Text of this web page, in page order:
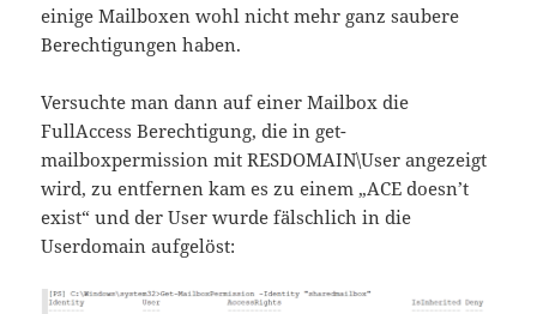
einige Mailboxen wohl nicht mehr ganz saubere
Berechtigungen haben.
Versuchte man dann auf einer Mailbox die
FullAccess Berechtigung, die in get-
mailboxpermission mit RESDOMAIN\User angezeigt
wird, zu entfernen kam es zu einem „ACE doesn’t
exist“ und der User wurde fälschlich in die
Userdomain aufgelöst: